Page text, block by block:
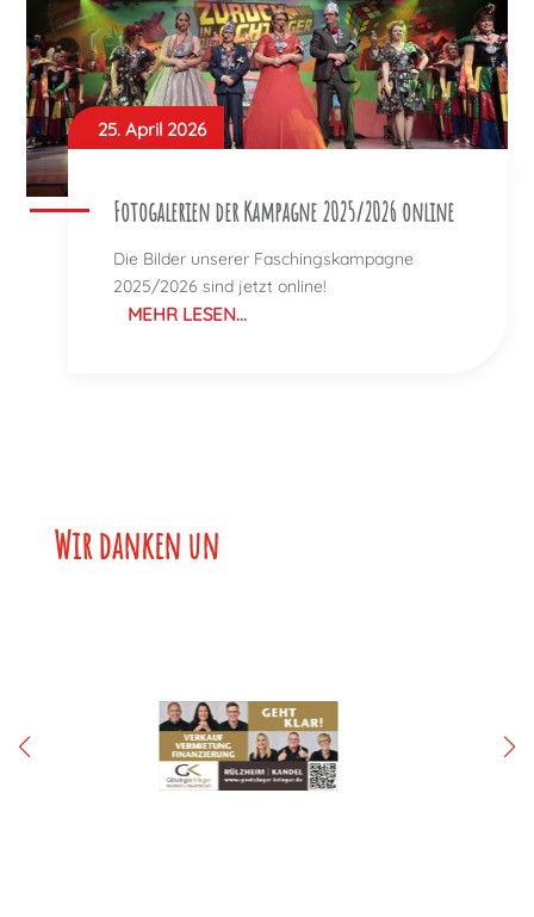
25. April 2026
Fotogalerien der Kampagne 2025/2026 online
Die Bilder unserer Faschingskampagne
2025/2026 sind jetzt online!
MEHR LESEN...
Wir danken uns